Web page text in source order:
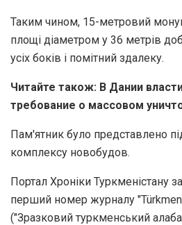
Таким чином, 15-метровий
площі діаметром у 36 метрів
усіх боків і помітний здалеку.
Читайте також: В Дании
требование о массовом
Пам'ятник було представлено
комплексу новобудов.
Портал Хроніки Туркменістану
перший номер журналу
("Зразковий туркменський